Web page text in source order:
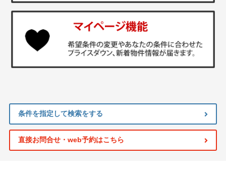
条件を指定して検索をする
直接お問合せ・web予約はこちら